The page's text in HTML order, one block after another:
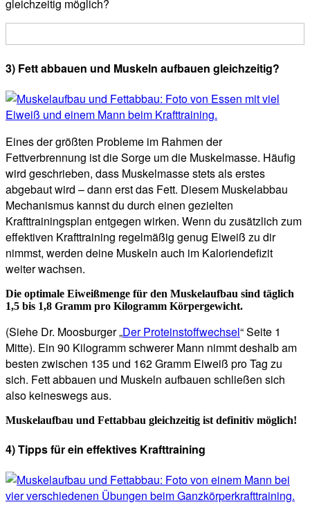
gleichzeitig möglich?
3) Fett abbauen und Muskeln aufbauen gleichzeitig?
Eines der größten Probleme im Rahmen der
Fettverbrennung ist die Sorge um die Muskelmasse. Häufig
wird geschrieben, dass Muskelmasse stets als erstes
abgebaut wird – dann erst das Fett. Diesem Muskelabbau
Mechanismus kannst du durch einen gezielten
Krafttrainingsplan entgegen wirken. Wenn du zusätzlich zum
effektiven Krafttraining regelmäßig genug Eiweiß zu dir
nimmst, werden deine Muskeln auch im Kaloriendefizit
weiter wachsen.
Die optimale Eiweißmenge für den Muskelaufbau sind täglich
1,5 bis 1,8 Gramm pro Kilogramm Körpergewicht.
(Siehe Dr. Moosburger „Der Proteinstoffwechsel“ Seite 1
Mitte). Ein 90 Kilogramm schwerer Mann nimmt deshalb am
besten zwischen 135 und 162 Gramm Eiweiß pro Tag zu
sich. Fett abbauen und Muskeln aufbauen schließen sich
also keineswegs aus.
Muskelaufbau und Fettabbau gleichzeitig ist definitiv möglich!
4) Tipps für ein effektives Krafttraining